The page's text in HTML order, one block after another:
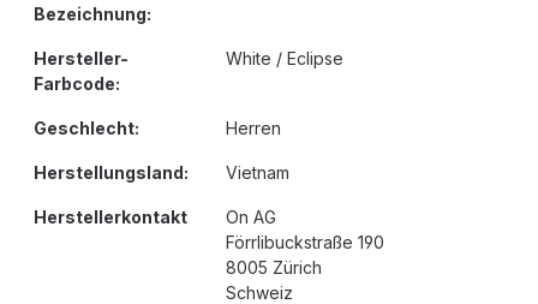
Bezeichnung:
Hersteller-
Farbcode:
White / Eclipse
Geschlecht: Herren
Herstellungsland: Vietnam
Herstellerkontakt
On AG
Förrlibuckstraße 190
8005 Zürich
Schweiz